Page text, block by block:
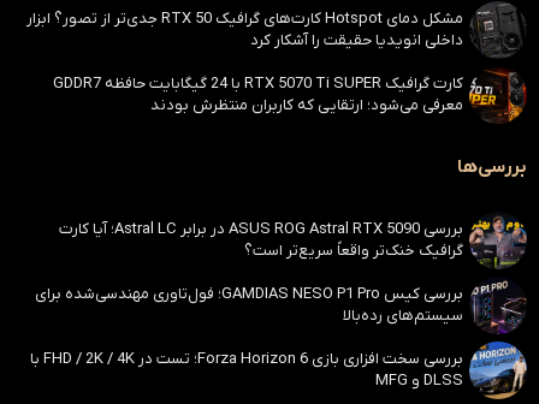
مشکل دمای Hotspot کارت‌های گرافیک RTX 50 جدی‌تر از تصور؟ ابزار
داخلی انویدیا حقیقت را آشکار کرد
کارت گرافیک RTX 5070 Ti SUPER با 24 گیگابایت حافظه GDDR7
معرفی می‌شود؛ ارتقایی که کاربران منتظرش بودند
بررسی‌ها
بررسی ASUS ROG Astral RTX 5090 در برابر Astral LC؛ آیا کارت
گرافیک خنک‌تر واقعاً سریع‌تر است؟
بررسی کیس GAMDIAS NESO P1 Pro؛ فول‌تاوری مهندسی‌شده برای
سیستم‌های رده‌بالا
بررسی سخت افزاری بازی Forza Horizon 6؛ تست در FHD / 2K / 4K با
DLSS و MFG